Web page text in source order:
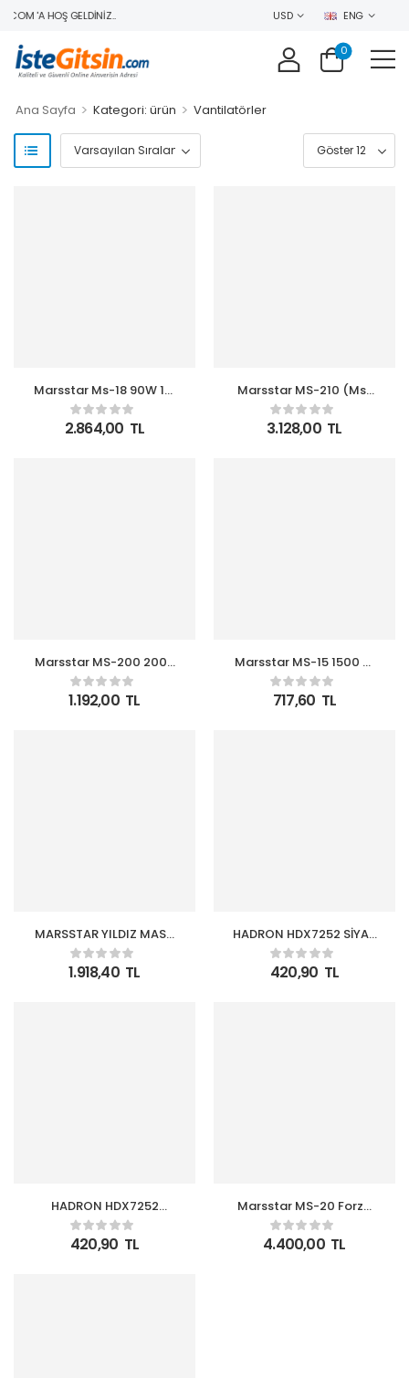
'A HOŞ GELDINIZ.. USD ENG
0
Ana Sayfa > Kategori: ürün > Vantilatörler
Marsstar Ms-18 90W 18″
Hem Masa Üstü Hem
Ayaklı 3 Kanatlı
Vantilatör (Duvar-Yer
2.864,00 TL
Marsstar MS-210 (Ms-
400) 2000 W Uzaktan
Kumandalı Duvar Tipi
Fanlı Isıtıcı
3.128,00 TL
Marsstar MS-200 2000
W 2 İn1 Sıcak – Soğuk
Turbo Fanlı Isıtıcı
1.192,00 TL
Marsstar MS-15 1500 W
Quartz Mini Isıtıcı
717,60 TL
MARSSTAR YILDIZ MASA
ÜSTÜ VANTİLATÖR MS-
16
1.918,40 TL
HADRON HDX7252 SİYAH
VANTİLATÖR USB
METAL18CM
420,90 TL
HADRON HDX7252
BEYAZ VANTİLATÖR USB
METAL18CM
420,90 TL
Marsstar MS-20 Forza
Sanayi Tipi Ayaklı
Vantilatör
4.400,00 TL